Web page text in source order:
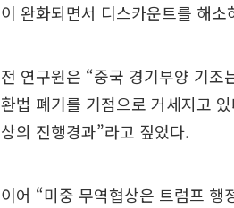
이 완화되면서 디스카운트를 해
전 연구원은 “중국 경기부양 기
환법 폐기를 기점으로 거세지고
상의 진행경과”라고 짚었다.
이어 “미중 무역협상은 트럼프 행